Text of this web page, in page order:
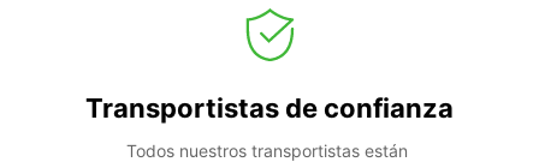
Transportistas de confianza
Todos nuestros transportistas están